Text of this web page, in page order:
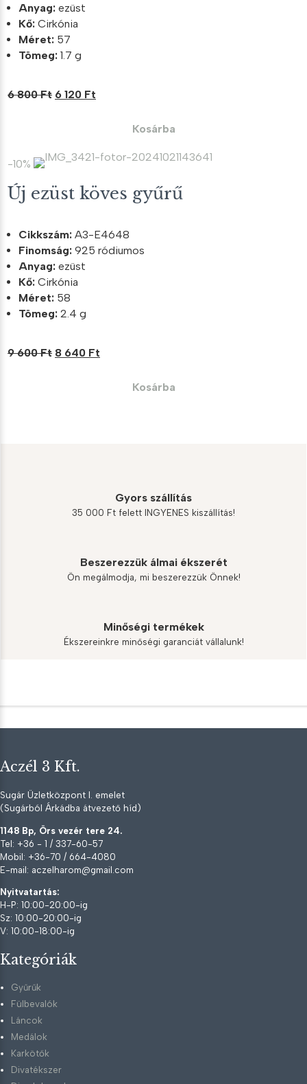
Anyag: ezüst
Kő: Cirkónia
Méret: 57
Tömeg: 1.7 g
6 800Ft Original
800 Ft.
6 120 Ft
120 Ft.
Kosárba
-10%
Új ezüst köves gyűrű
Cikkszám: A3-E4648
Finomság: 925 ródiumos
Anyag: ezüst
Kő: Cirkónia
Méret: 58
Tömeg: 2.4 g
9 600Ft Original
8 640 Ft
Kosárba
Gyors szállítás
35 000 Ft felett INGYENES kiszállítás!
Beszerezzük álmai ékszerét
Ön megálmodja, mi beszerezzük Önnek!
Minőségi termékek
Ékszereinkre minőségi garanciát vállalunk!
Aczél 3 Kft.
Sugár Üzletközpont I. emelet
(Sugárból Árkádba átvezető híd)
1148 Bp, Örs vezér tere 24.
Tel: +36 - 1 / 337-60-57
Mobil: +36-70 / 664-4080
E-mail: aczelharom@gmail.com
Nyitvatartás:
H-P: 10:00-20:00-ig
Sz: 10:00-20:00-ig
V: 10:00-18:00-ig
Kategóriák
Gyűrűk
Fülbevalók
Láncok
Medálok
Karkötők
Divatékszer